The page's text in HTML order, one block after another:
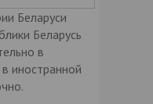
Беларуси
Беларусь
в
иностранной